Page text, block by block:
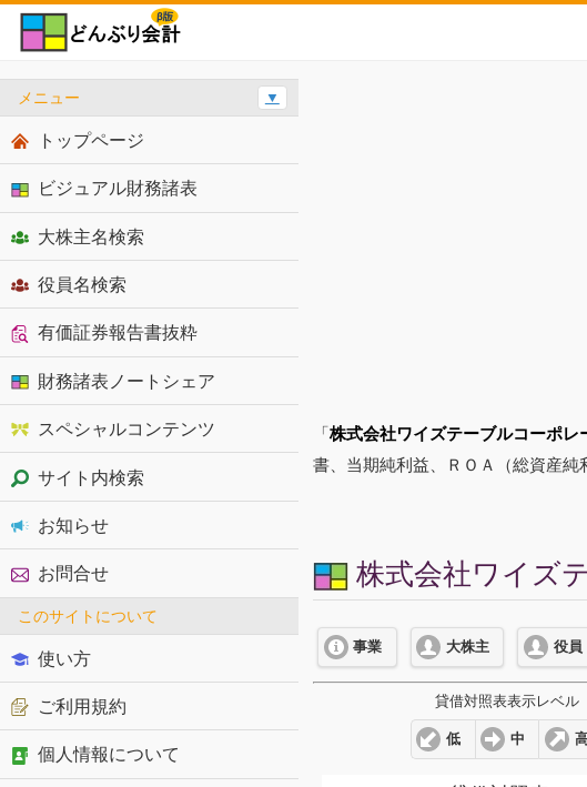
「株式会社ワイズテーブルコーポレ
書、当期純利益、ＲＯＡ（総資産
株式会社ワイズ
事業 大株主 役員
貸借対照表表示レベル
低 中
メニュー ▼
トップページ
ビジュアル財務諸表
大株主名検索
役員名検索
有価証券報告書抜粋
財務諸表ノートシェア
スペシャルコンテンツ
サイト内検索
お知らせ
お問合せ
このサイトについて
使い方
ご利用規約
個人情報について